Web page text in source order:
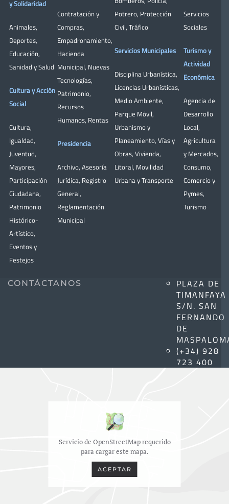
y Solidaridad
Animales,
Deportes,
Educación,
Sanidad y Salud
Cultura y Acción
Social
Cultura,
Igualdad,
Juventud,
Mayores,
Participación
Ciudadana,
Patrimonio
Histórico-
Artístico,
Eventos y
Festejos
Contratación y
Compras,
Empadronamiento,
Hacienda
Municipal, Nuevas
Tecnologías,
Patrimonio,
Recursos
Humanos, Rentas
Presidencia
Archivo, Asesoría
Jurídica, Registro
General,
Reglamentación
Municipal
Potrero, Protección
Civil, Tráfico
Servicios Municipales
Disciplina Urbanística,
Licencias Urbanísticas,
Medio Ambiente,
Parque Móvil,
Urbanismo y
Planeamiento, Vías y
Obras, Vivienda,
Litoral, Movilidad
Urbana y Transporte
Servicios
Sociales
Turismo y
Actividad
Económica
Agencia de
Desarrollo
Local,
Agricultura
y Mercados,
Consumo,
Comercio y
Pymes,
Turismo
CONTÁCTANOS
PLAZA DE
TIMANFAYA
S/N. SAN
FERNANDO
DE
(+34) 928
723 400
Servicio de OpenStreetMap requerido
para cargar este mapa.
ACEPTAR